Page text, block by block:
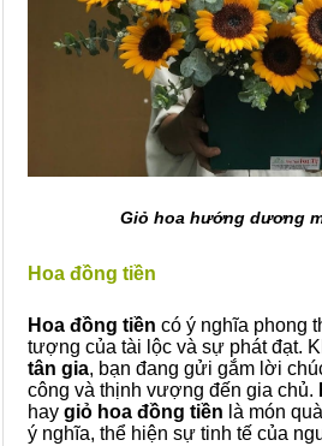
Giỏ hoa hướng dương
Hoa đồng tiền
Hoa đồng tiền có ý nghĩa phong
tượng của tài lộc và sự phát đạt.
tân gia, bạn đang gửi gắm lời
công và thịnh vượng đến gia chủ.
hay giỏ hoa đồng tiền là món
ý nghĩa, thể hiện sự tinh tế của